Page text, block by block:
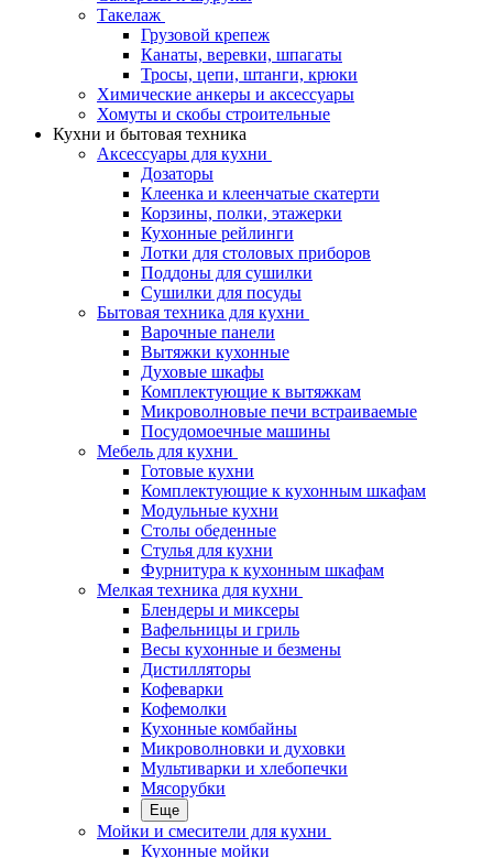
Такелаж
Грузовой крепеж
Канаты, веревки, шпагаты
Тросы, цепи, штанги, крюки
Химические анкеры и аксессуары
Хомуты и скобы строительные
Кухни и бытовая техника
Аксессуары для кухни
Дозаторы
Клеенка и клеенчатые скатерти
Корзины, полки, этажерки
Кухонные рейлинги
Лотки для столовых приборов
Поддоны для сушилки
Сушилки для посуды
Бытовая техника для кухни
Варочные панели
Вытяжки кухонные
Духовые шкафы
Комплектующие к вытяжкам
Микроволновые печи встраиваемые
Посудомоечные машины
Мебель для кухни
Готовые кухни
Комплектующие к кухонным шкафам
Модульные кухни
Столы обеденные
Стулья для кухни
Фурнитура к кухонным шкафам
Мелкая техника для кухни
Блендеры и миксеры
Вафельницы и гриль
Весы кухонные и безмены
Дистилляторы
Кофеварки
Кофемолки
Кухонные комбайны
Микроволновки и духовки
Мультиварки и хлебопечки
Мясорубки
Еще
Мойки и смесители для кухни
Кухонные мойки